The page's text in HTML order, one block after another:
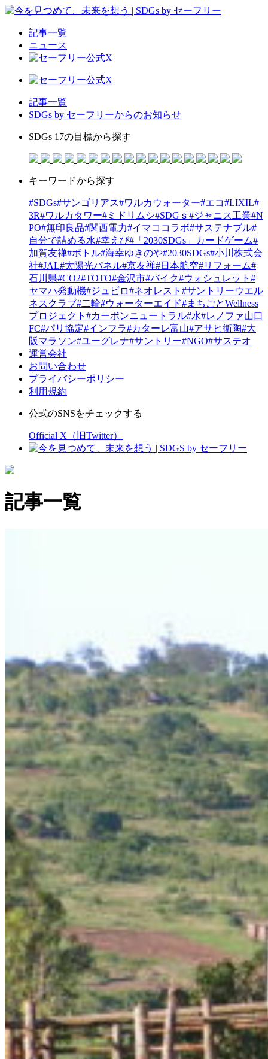
記事一覧
ニュース
記事一覧
SDGs by セーフリーからのお知らせ
SDGs 17の目標から探す
キーワードから探す
#SDGs#サンゴリアス#ワルカウォーター#エコ#LIXIL#
3R#ワルカタワー#ミドリムシ#SDGｓ #ジャニス工業#N
PO#無印良品#関西電力#イマココラボ#サステナブル#
自分で詰める水#幸えび#「2030SDGs」カードゲーム#
加賀友禅#ボトル#海幸ゆきのや#2030SDGs#小川株式会
社#JAL#太陽光パネル#京友禅#日本航空#リフォーム#
石川県#CO2#TOTO#金沢市#バイク#ウォシュレット #
ヤマハ発動機#ジュビロ#ネオレスト #サントリーウエル
ネスクラブ#二輪#ウォーターエイド#まちごとWellness
プロジェクト #カーボンニュートラル#水#レノファ山口
FC#パリ協定#インフラ#カターレ富山#アサヒ衛陶#大
阪マラソン#ユーグレナ#サントリー#NGO#サステオ
運営会社
お問い合わせ
プライバシーポリシー
利用規約
公式のSNSをチェックする
Official X（旧Twitter）
記事一覧